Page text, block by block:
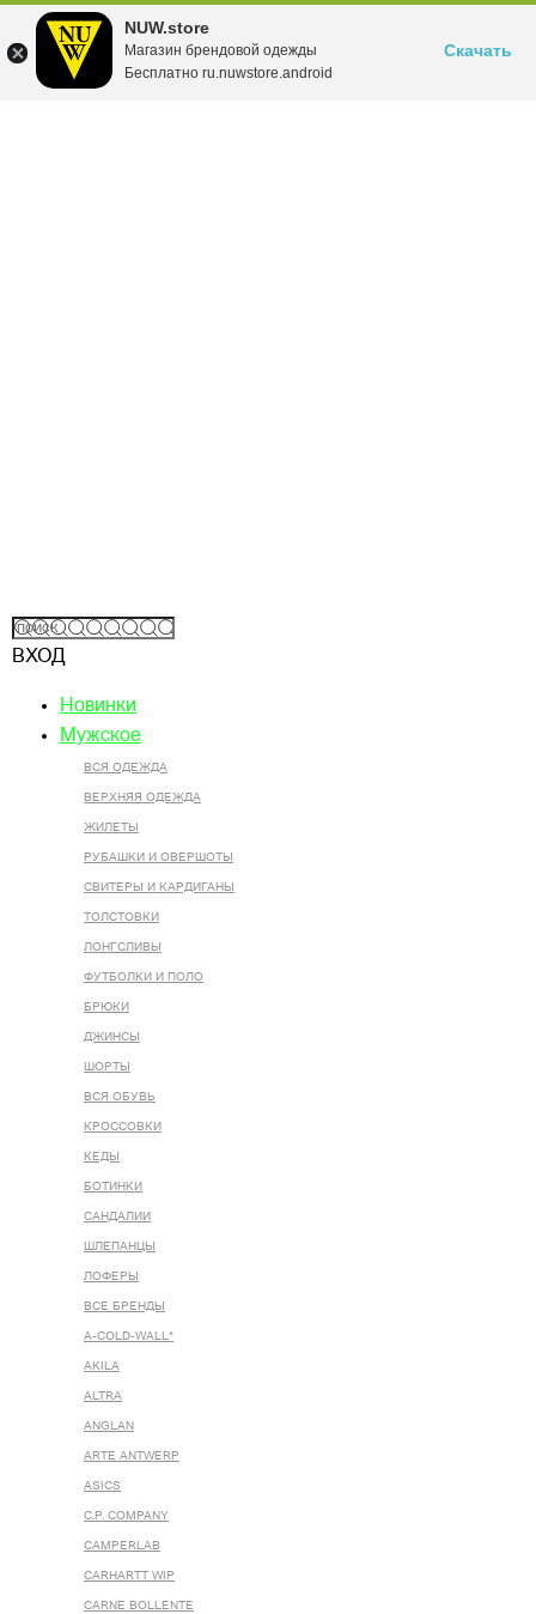
NUW.store
Магазин брендовой одежды
Бесплатно ru.nuwstore.android
Скачать
ВХОД
Новинки
Мужское
ВСЯ ОДЕЖДА
ВЕРХНЯЯ ОДЕЖДА
ЖИЛЕТЫ
РУБАШКИ И ОВЕРШОТЫ
СВИТЕРЫ И КАРДИГАНЫ
ТОЛСТОВКИ
ЛОНГСЛИВЫ
ФУТБОЛКИ И ПОЛО
БРЮКИ
ДЖИНСЫ
ШОРТЫ
ВСЯ ОБУВЬ
КРОССОВКИ
КЕДЫ
БОТИНКИ
САНДАЛИИ
ШЛЕПАНЦЫ
ЛОФЕРЫ
ВСЕ БРЕНДЫ
A-COLD-WALL*
AKILA
ALTRA
ANGLAN
ARTE ANTWERP
ASICS
C.P. COMPANY
CAMPERLAB
CARHARTT WIP
CARNE BOLLENTE